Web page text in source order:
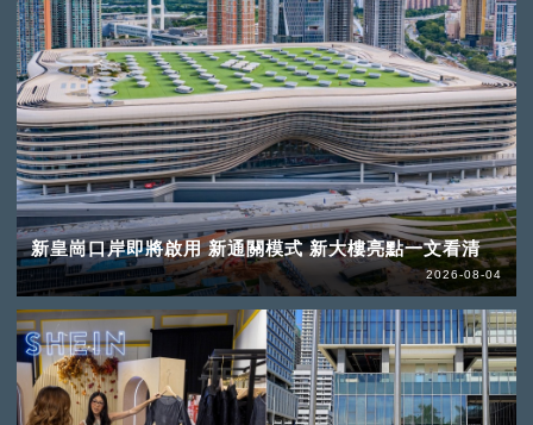
新皇崗口岸即將啟用 新通關模式 新大樓亮點一文看清
2026-08-04